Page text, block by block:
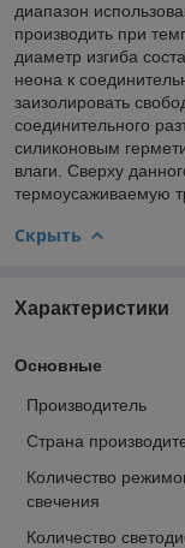
диапазон
производить при
диаметр изгиба
неона к
заизолировать
соединительного
силиконовым
влаги. Сверху
термоусаживаемую
Скрыть
Характеристики
Основные
Производитель
Страна
Количество
свечения
Количество